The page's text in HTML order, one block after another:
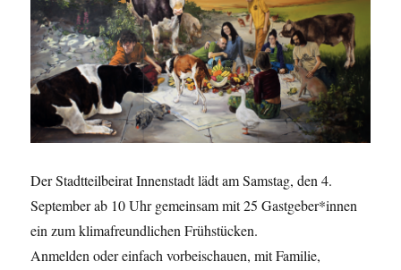
Der Stadtteilbeirat Innenstadt lädt am Samstag, den 4.
September ab 10 Uhr gemeinsam mit 25 Gastgeber*innen
ein zum klimafreundlichen Frühstücken.
Anmelden oder einfach vorbeischauen, mit Familie,